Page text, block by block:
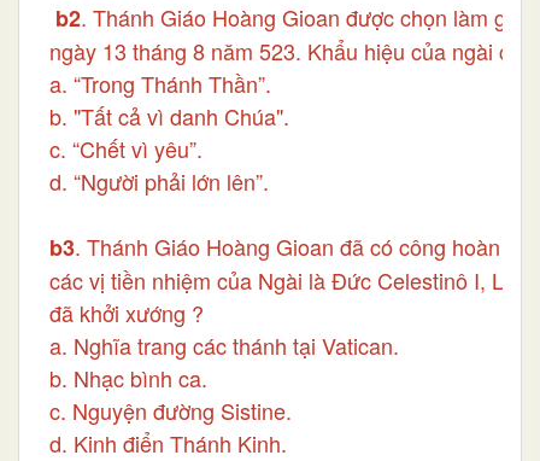
b2. Thánh Giáo Hoàng Gioan được chọn làm
ngày 13 tháng 8 năm 523. Khẩu hiệu của ngài
a. “Trong Thánh Thần”.
b. "Tất cả vì danh Chúa".
c. “Chết vì yêu”.
d. “Người phải lớn lên”.
b3. Thánh Giáo Hoàng Gioan đã có công hoàn
các vị tiền nhiệm của Ngài là Đức Celestinô I, Leo
đã khởi xướng ?
a. Nghĩa trang các thánh tại Vatican.
b. Nhạc bình ca.
c. Nguyện đường Sistine.
d. Kinh điển Thánh Kinh.